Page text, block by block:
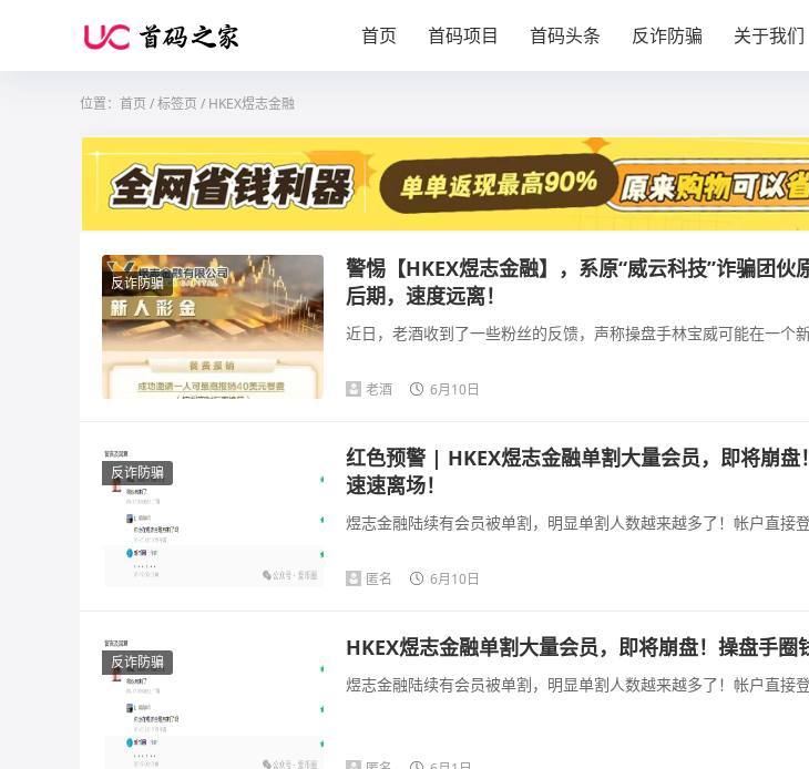
首页 首码项目 首码头条 反诈防骗 关于我们
位置： 首页 /标签页 / HKEX煜志金融
反诈防骗
警惕【HKEX煜志金融】，系原“威云科技”诈骗团伙
后期，速度远离！
近日，老酒收到了一些粉丝的反馈，声称操盘手林宝威可能在一个
老酒 6月10日
反诈防骗
红色预警 | HKEX煜志金融单割大量会员，即将崩盘
速速离场！
煜志金融陆续有会员被单割，明显单割人数越来越多了！帐户直接
匿名 6月10日
反诈防骗
HKEX煜志金融单割大量会员，即将崩盘！操盘手圈
煜志金融陆续有会员被单割，明显单割人数越来越多了！帐户直接